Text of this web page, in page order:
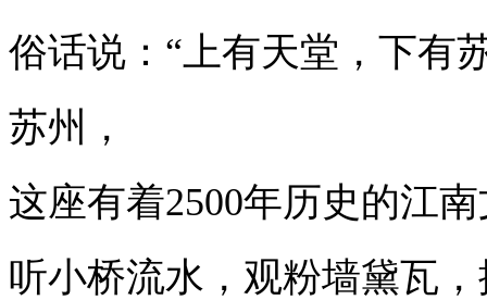
俗话说：“上有天堂，下有
苏州，
这座有着2500年历史的江
听小桥流水，观粉墙黛瓦，